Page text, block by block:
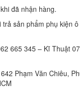
đã nhận hàng.
trả sản phẩm phụ kiện
665 345 – Kĩ Thuật
Phạm Văn Chiêu,